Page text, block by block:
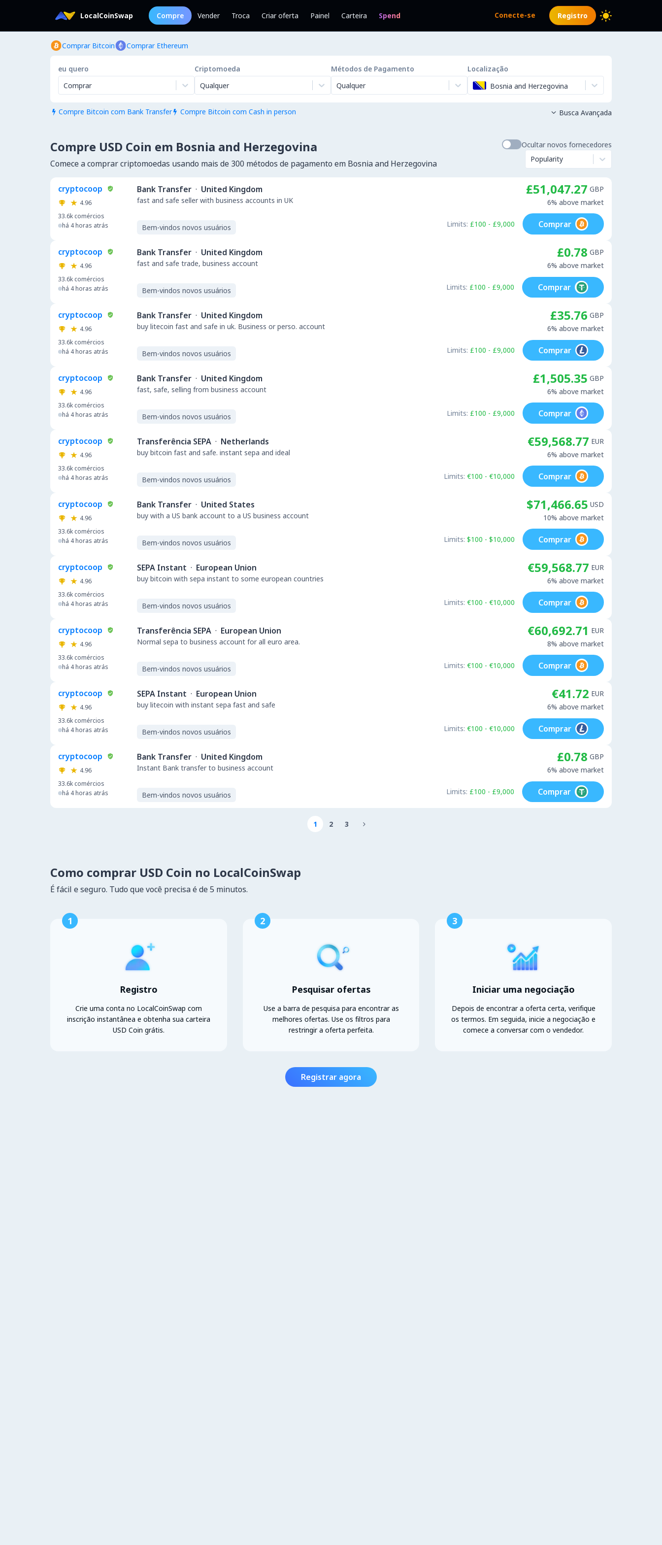
LocalCoinSwap Compre Vender Troca Criar oferta Painel Carteira Spend Conecte-se Registro
Comprar Bitcoin Comprar Ethereum
eu quero
Comprar
Criptomoeda
Qualquer
Métodos de Pagamento
Qualquer
Localização
Bosnia and Herzegovina
 Compre Bitcoin com Bank Transfer  Compre Bitcoin com Cash in person  Busca Avançada
Compre USD Coin em Bosnia and Herzegovina
Comece a comprar criptomoedas usando mais de 300 métodos de pagamento em Bosnia and Herzegovina
Ocultar novos fornecedores
Popularity
cryptocoop
4.96
33.6k comércios
há 4 horas atrás
Bank Transfer · United Kingdom
fast and safe seller with business accounts in UK
Bem-vindos novos usuários
£51,047.27 GBP
6% above market
Limits: £100 - £9,000 Comprar
cryptocoop
4.96
33.6k comércios
há 4 horas atrás
Bank Transfer · United Kingdom
fast and safe trade, business account
Bem-vindos novos usuários
£0.78 GBP
6% above market
Limits: £100 - £9,000 Comprar
cryptocoop
4.96
33.6k comércios
há 4 horas atrás
Bank Transfer · United Kingdom
buy litecoin fast and safe in uk. Business or perso. account
Bem-vindos novos usuários
£35.76 GBP
6% above market
Limits: £100 - £9,000 Comprar
cryptocoop
4.96
33.6k comércios
há 4 horas atrás
Bank Transfer · United Kingdom
fast, safe, selling from business account
Bem-vindos novos usuários
£1,505.35 GBP
6% above market
Limits: £100 - £9,000 Comprar
cryptocoop
4.96
33.6k comércios
há 4 horas atrás
Transferência SEPA · Netherlands
buy bitcoin fast and safe. instant sepa and ideal
Bem-vindos novos usuários
€59,568.77 EUR
6% above market
Limits: €100 - €10,000 Comprar
cryptocoop
4.96
33.6k comércios
há 4 horas atrás
Bank Transfer · United States
buy with a US bank account to a US business account
Bem-vindos novos usuários
$71,466.65 USD
10% above market
Limits: $100 - $10,000 Comprar
cryptocoop
4.96
33.6k comércios
há 4 horas atrás
SEPA Instant · European Union
buy bitcoin with sepa instant to some european countries
Bem-vindos novos usuários
€59,568.77 EUR
6% above market
Limits: €100 - €10,000 Comprar
cryptocoop
4.96
33.6k comércios
há 4 horas atrás
Transferência SEPA · European Union
Normal sepa to business account for all euro area.
Bem-vindos novos usuários
€60,692.71 EUR
8% above market
Limits: €100 - €10,000 Comprar
cryptocoop
4.96
33.6k comércios
há 4 horas atrás
SEPA Instant · European Union
buy litecoin with instant sepa fast and safe
Bem-vindos novos usuários
€41.72 EUR
6% above market
Limits: €100 - €10,000 Comprar
cryptocoop
4.96
33.6k comércios
há 4 horas atrás
Bank Transfer · United Kingdom
Instant Bank transfer to business account
Bem-vindos novos usuários
£0.78 GBP
6% above market
Limits: £100 - £9,000 Comprar
1 2 3 
Como comprar USD Coin no LocalCoinSwap
É fácil e seguro. Tudo que você precisa é de 5 minutos.
1
Registro
Crie uma conta no LocalCoinSwap com
inscrição instantânea e obtenha sua carteira
USD Coin grátis.
2
Pesquisar ofertas
Use a barra de pesquisa para encontrar as
melhores ofertas. Use os filtros para
restringir a oferta perfeita.
3
Iniciar uma negociação
Depois de encontrar a oferta certa, verifique
os termos. Em seguida, inicie a negociação e
comece a conversar com o vendedor.
Registrar agora